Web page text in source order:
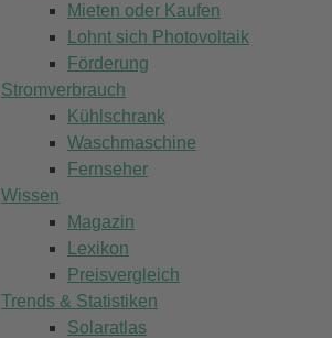
Mieten oder Kaufen
Lohnt sich Photovoltaik
Förderung
Stromverbrauch
Kühlschrank
Waschmaschine
Fernseher
Wissen
Magazin
Lexikon
Preisvergleich
Trends & Statistiken
Solaratlas